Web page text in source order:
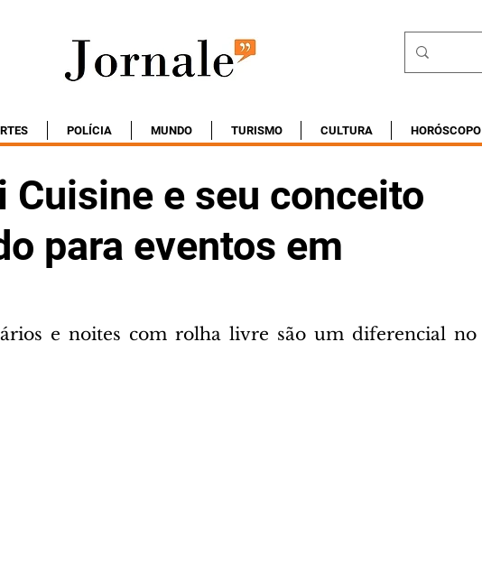
POLÍCIA MUNDO TURISMO CULTURA HORÓSCOPO
Cuisine e seu conceito
para eventos em
e noites com rolha livre são um diferencial no